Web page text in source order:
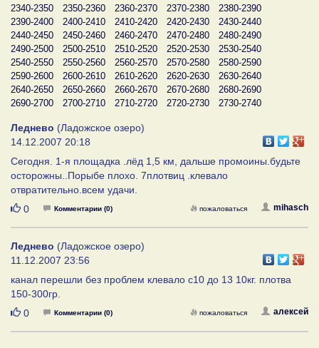
2340-2350
2350-2360 2360-2370 2370-2380
2380-2390
2390-2400
2400-2410 2410-2420 2420-2430
2430-2440
2440-2450
2450-2460 2460-2470 2470-2480
2480-2490
2490-2500
2500-2510 2510-2520 2520-2530
2530-2540
2540-2550
2550-2560 2560-2570 2570-2580
2580-2590
2590-2600
2600-2610 2610-2620 2620-2630
2630-2640
2640-2650
2650-2660 2660-2670 2670-2680
2680-2690
2690-2700
2700-2710 2710-2720 2720-2730 2730-2740
Леднево (Ладожское озеро)
14.12.2007 20:18
Cегодня. 1-я площадка .лёд 1,5 км, дальше промоины.будьте
осторожны..Порыбе плохо. 7плотвиц .клевало
отвратительно.всем удачи.
Нравится
0 Комментарии (0) mihasch
пожаловаться
Леднево (Ладожское озеро)
11.12.2007 23:56
канал перешли без проблем клевало с10 до 13 10кг. плотва
150-300гр.
Нравится
0 Комментарии (0) алексей
пожаловаться